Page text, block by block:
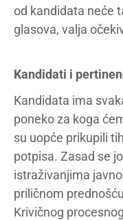
od kandidata neće
glasova, valja
Kandidati i
Kandidata ima
poneko za koga
su uopće prikupili
potpisa. Zasad se
istraživanjima
priličnom
Krivičnog